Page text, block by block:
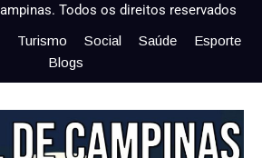
Todos os direitos reservados
Turismo Social Saúde
Esporte
Blogs